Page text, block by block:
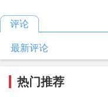
评论
最新评论
热门推荐